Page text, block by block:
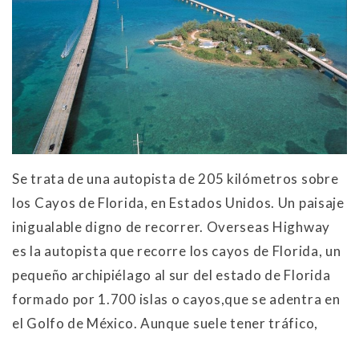
Se trata de una autopista de 205 kilómetros sobre
los Cayos de Florida, en Estados Unidos. Un paisaje
inigualable digno de recorrer. Overseas Highway
es la autopista que recorre los cayos de Florida, un
pequeño archipiélago al sur del estado de Florida
formado por 1.700 islas o cayos,que se adentra en
el Golfo de México. Aunque suele tener tráfico,